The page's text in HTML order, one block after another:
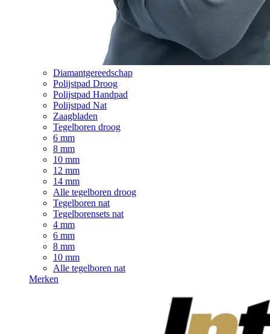
Diamantgereedschap
Polijstpad Droog
Polijstpad Handpad
Polijstpad Nat
Zaagbladen
Tegelboren droog
6 mm
8 mm
10 mm
12 mm
14 mm
Alle tegelboren droog
Tegelboren nat
Tegelborensets nat
4 mm
6 mm
8 mm
10 mm
Alle tegelboren nat
Merken